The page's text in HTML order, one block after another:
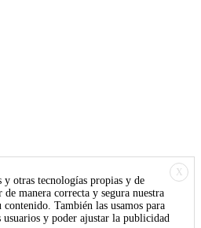
X
y otras tecnologías propias y de
manera correcta y segura nuestra
También las usamos para
y poder ajustar la publicidad